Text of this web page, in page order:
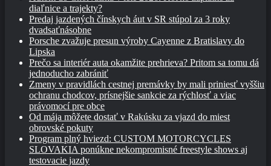
diaľnice a trajekty?
Predaj jazdených čínskych áut v SR stúpol za 3 roky
dvadsaťnásobne
Porsche zvažuje presun výroby Cayenne z Bratislavy do
Lipska
Prečo sa interiér auta okamžite prehrieva? Pritom sa tomu dá
jednoducho zabrániť
Zmeny v pravidlách cestnej premávky by mali priniesť vyššiu
ochranu chodcov, prísnejšie sankcie za rýchlosť a viac
právomocí pre obce
Od mája môžete dostať v Rakúsku za vjazd do miest
obrovské pokuty
Program plný hviezd: CUSTOM MOTORCYCLES
SLOVAKIA ponúkne nekompromisné freestyle shows aj
testovacie jazdy